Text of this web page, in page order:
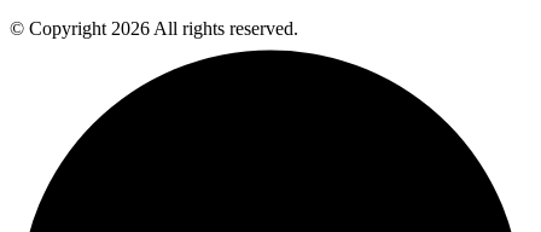
© Copyright 2026 All rights reserved.